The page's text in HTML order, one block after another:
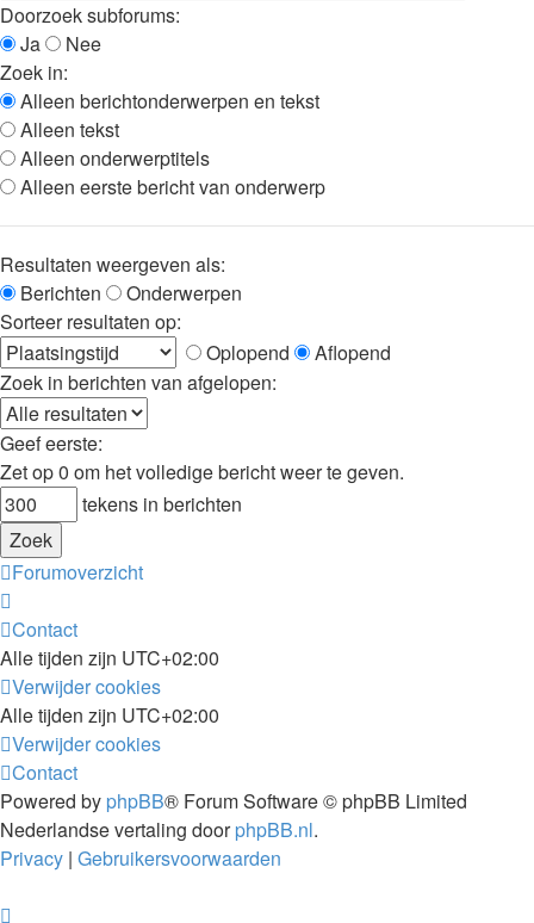
Doorzoek subforums:
Ja
Nee
Zoek in:
Alleen berichtonderwerpen en tekst
Alleen tekst
Alleen onderwerptitels
Alleen eerste bericht van onderwerp
Resultaten weergeven als:
Berichten
Onderwerpen
Sorteer resultaten op:
Oplopend
Aflopend
Zoek in berichten van afgelopen:
Geef eerste:
Zet op 0 om het volledige bericht weer te geven.
tekens in berichten
Forumoverzicht
Contact
Alle tijden zijn UTC+02:00
Verwijder cookies
Alle tijden zijn UTC+02:00
Verwijder cookies
Contact
Powered by phpBB® Forum Software © phpBB Limited
Nederlandse vertaling doorphpBB.nl.
Privacy | Gebruikersvoorwaarden